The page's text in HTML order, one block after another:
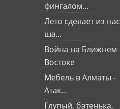
фингалом...
Лето сделает из нас
ша...
Война на Ближнем
Востоке
Мебель в Алматы -
Атак...
Глупый, батенька,